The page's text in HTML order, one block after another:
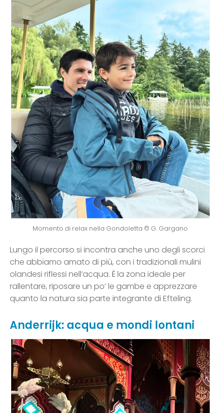
Momento di relax nella Gondoletta © G. Gargano
Lungo il percorso si incontra anche uno degli scorci
che abbiamo amato di più, con i tradizionali mulini
olandesi riflessi nell’acqua. È la zona ideale per
rallentare, riposare un po’ le gambe e apprezzare
quanto la natura sia parte integrante di Efteling.
Anderrijk: acqua e mondi lontani